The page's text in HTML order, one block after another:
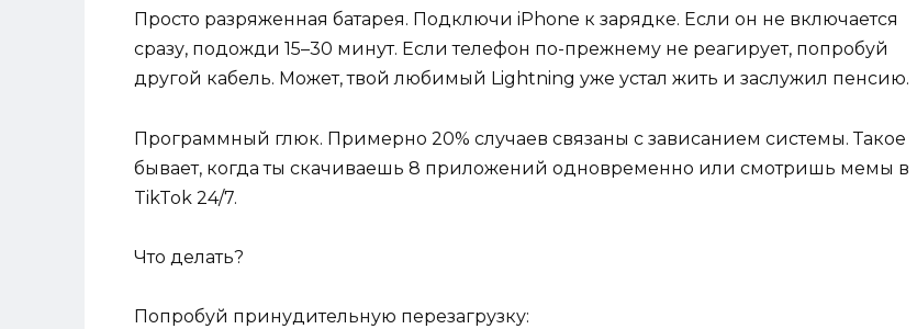
Просто разряженная батарея. Подключи iPhone к зарядке. Если он не включается
сразу, подожди 15–30 минут. Если телефон по-прежнему не реагирует, попробуй
другой кабель. Может, твой любимый Lightning уже устал жить и заслужил пенсию.
Программный глюк. Примерно 20% случаев связаны с зависанием системы. Такое
бывает, когда ты скачиваешь 8 приложений одновременно или смотришь мемы в
TikTok 24/7.
Что делать?
Попробуй принудительную перезагрузку: